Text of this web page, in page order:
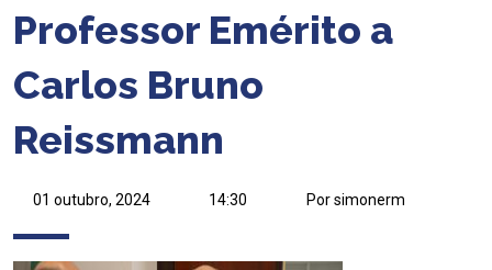
Professor Emérito a
Carlos Bruno
Reissmann
01 outubro, 2024 14:30 Por simonerm